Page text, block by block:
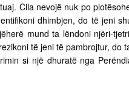
Cila nevojë nuk po
dhimbjen, do të jeni
mund ta lëndoni njëri-
të jeni të pambrojtur, do
si një dhuratë nga